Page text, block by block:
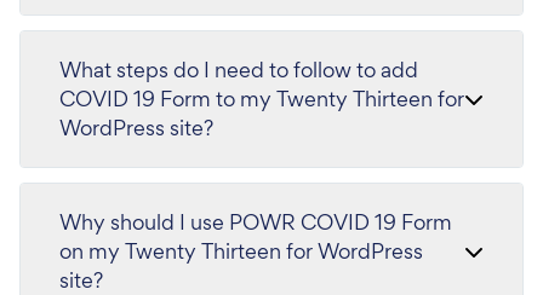
What steps do I need to follow to add
COVID 19 Form to my Twenty Thirteen for
WordPress site?
Why should I use POWR COVID 19 Form
on my Twenty Thirteen for WordPress
site?